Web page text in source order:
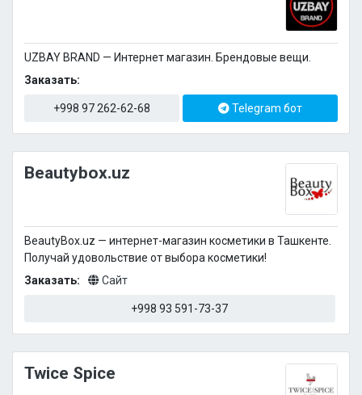
UZBAY BRAND — Интернет магазин. Брендовые вещи.
Заказать:
+998 97 262-62-68 Telegram бот
Beautybox.uz
BeautyBox.uz — интернет-магазин косметики в Ташкенте.
Получай удовольствие от выбора косметики!
Заказать:
Сайт
+998 93 591-73-37
Twice Spice